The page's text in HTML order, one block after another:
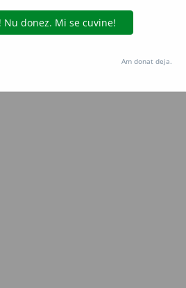
dexonline (https://dexonline.ro)
prin orice metode de extragere automată
seturilor de date oferite oficial spre utilizare
Hosterion
Am donat deja.